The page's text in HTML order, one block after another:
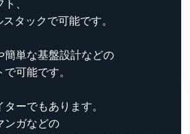
、
タックで可能です。
簡単な基盤設計などの
可能です。
ーでもあります。
ンガなどの